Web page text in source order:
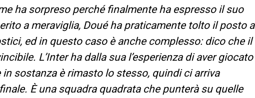
ha sorpreso perché finalmente ha espresso il suo
a meraviglia, Doué ha praticamente tolto il posto a
ed in questo caso è anche complesso: dico che il
L’Inter ha dalla sua l’esperienza di aver giocato
sostanza è rimasto lo stesso, quindi ci arriva
È una squadra quadrata che punterà su quelle